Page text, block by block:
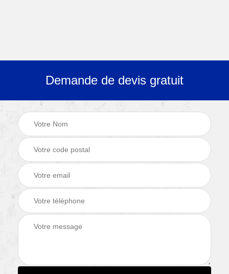
Demande de devis gratuit